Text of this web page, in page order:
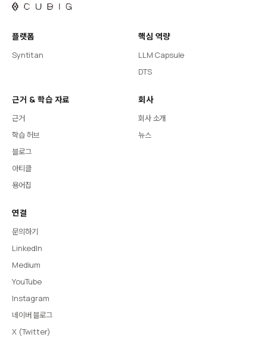
플랫폼
Syntitan
핵심 역량
LLM Capsule
DTS
근거 & 학습 자료
근거
학습 허브
블로그
아티클
용어집
회사
회사 소개
뉴스
연결
문의하기
LinkedIn
Medium
YouTube
Instagram
네이버 블로그
X (Twitter)